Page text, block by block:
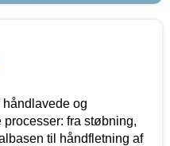
håndlavede og
fra støbning,
til håndfletning af